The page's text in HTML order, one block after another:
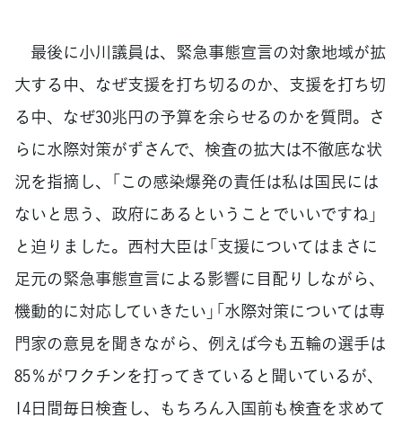
最後に小川議員は、緊急事態宣言の対象地域が拡
大する中、なぜ支援を打ち切るのか、支援を打ち切
る中、なぜ30兆円の予算を余らせるのかを質問。さ
らに水際対策がずさんで、検査の拡大は不徹底な状
況を指摘し、「この感染爆発の責任は私は国民には
ないと思う、政府にあるということでいいですね」
と迫りました。西村大臣は「支援についてはまさに
足元の緊急事態宣言による影響に目配りしながら、
機動的に対応していきたい」「水際対策については専
門家の意見を聞きながら、例えば今も五輪の選手は
85％がワクチンを打ってきていると聞いているが、
14日間毎日検査し、もちろん入国前も検査を求めて